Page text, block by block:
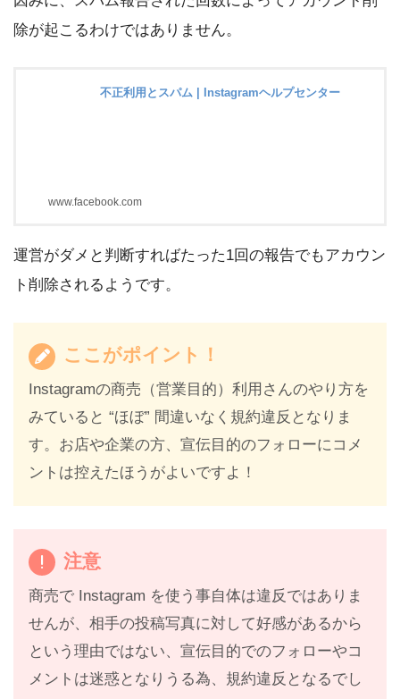
除が起こるわけではありません。
不正利用とスパム | Instagramヘルプセンター
www.facebook.com
運営がダメと判断すればたった1回の報告でもアカウン
ト削除されるようです。
ここがポイント！
Instagramの商売（営業目的）利用さんのやり方を
みていると “ほぼ” 間違いなく規約違反となりま
す。お店や企業の方、宣伝目的のフォローにコメ
ントは控えたほうがよいですよ！
注意
商売で Instagram を使う事自体は違反ではありま
せんが、相手の投稿写真に対して好感があるから
という理由ではない、宣伝目的でのフォローやコ
メントは迷惑となりうる為、規約違反となるでし